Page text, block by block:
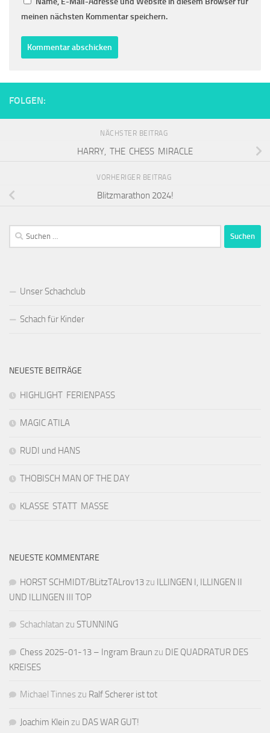
meinen nächsten Kommentar speichern.
FOLGEN:
NÄCHSTER BEITRAG
HARRY, THE CHESS MIRACLE
VORHERIGER BEITRAG
Blitzmarathon 2024!
Suchen
nach:
Unser Schachclub
Schach für Kinder
NEUESTE BEITRÄGE
HIGHLIGHT FERIENPASS
MAGIC ATILA
RUDI und HANS
THOBISCH MAN OF THE DAY
KLASSE STATT MASSE
NEUESTE KOMMENTARE
HORST SCHMIDT/BLitzTALrov13zu ILLINGEN I, ILLINGEN II
UND ILLINGEN III TOP
Schachlatan zu STUNNING
Chess 2025-01-13 – Ingram Braun zu DIE QUADRATUR DES
KREISES
Michael Tinnes zu Ralf Scherer ist tot
Joachim Klein zu DAS WAR GUT!